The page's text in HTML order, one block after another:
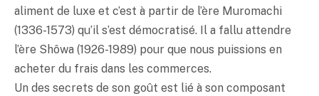
aliment de luxe et c’est à partir de l’ère Muromachi
(1336-1573) qu’il s’est démocratisé. Il a fallu attendre
l’ère Shôwa (1926-1989) pour que nous puissions en
acheter du frais dans les commerces.
Un des secrets de son goût est lié à son composant